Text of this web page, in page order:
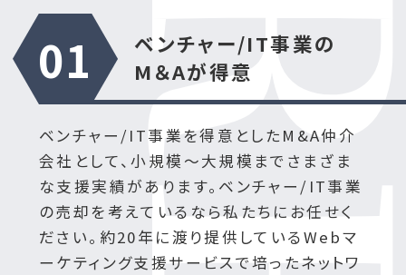
01
ベンチャー/IT事業の
M＆Aが得意
ベンチャー/IT事業を得意としたM&A仲介
会社として、小規模～大規模までさまざま
な支援実績があります。ベンチャー/IT事業
の売却を考えているなら私たちにお任せく
ださい。約20年に渡り提供しているWebマ
ーケティング支援サービスで培ったネットワ